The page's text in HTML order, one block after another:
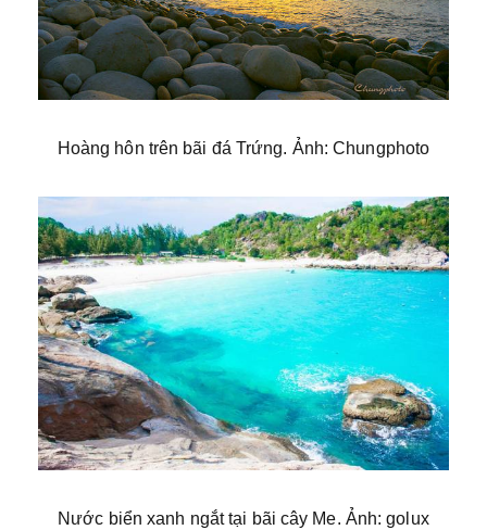
Hoàng hôn trên bãi đá Trứng. Ảnh: Chungphoto
Nước biển xanh ngắt tại bãi cây Me. Ảnh: golux